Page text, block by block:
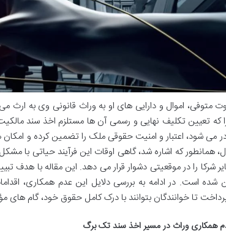
متوفی، اموال و دارایی های او به وراث قانونی وی به ارث
که تعیین تکلیف نهایی و رسمی آن ها مستلزم اخذ سند
می شود، اعتبار و امنیت حقوقی ملک را تضمین کرده و امکان
همانطور که اشاره شد، گاهی اوقات این فرآیند حیاتی با
شرکا را در موقعیتی دشوار قرار می دهد. این مقاله با هدف
شده است. در ادامه به بررسی دلایل این عدم همکاری،
تا خوانندگان بتوانند با درک کامل حقوق خود، گام های
همکاری وراث در مسیر اخذ سند تک برگ